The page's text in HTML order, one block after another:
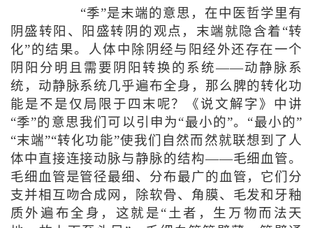
“季”是末端的意思，在中医哲学里有
阴盛转阳、阳盛转阴的观点，末端就隐含着“转
化”的结果。人体中除阴经与阳经外还存在一个
阴阳分明且需要阴阳转换的系统——动静脉系
统，动静脉系统几乎遍布全身，那么脾的转化功
能是不是仅局限于四末呢？《说文解字》中讲
“季”的意思我们可以引申为“最小的”。“最小的”
“末端”“转化功能”使我们自然而然就联想到了人
体中直接连接动脉与静脉的结构——毛细血管。
毛细血管是管径最细、分布最广的血管，它们分
支并相互吻合成网，除软骨、角膜、毛发和牙釉
质外遍布全身，这就是“土者，生万物而法天